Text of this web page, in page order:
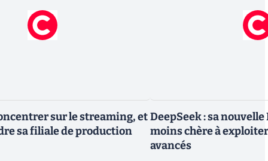
sur le streaming, et
sa filiale de production
DeepSeek : sa
moins chère à
avancés